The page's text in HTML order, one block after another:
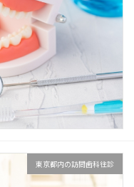
東京都内の訪問歯科往診